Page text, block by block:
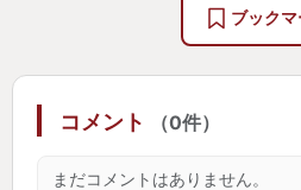
ブックマ
コメント （0件）
まだコメントはありません。